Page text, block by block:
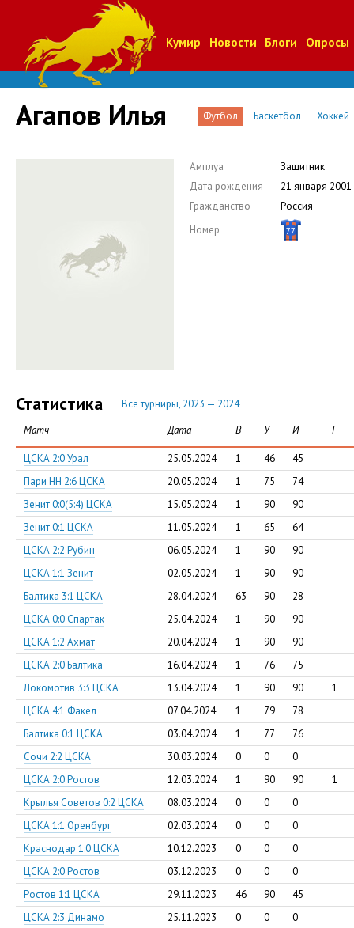
Кумир Новости Блоги Опросы
Агапов Илья Футбол Баскетбол Хоккей
Амплуа
Защитник
Дата рождения
21 января 2001
Гражданство
Россия
Номер
77
Статистика
Все турниры, 2023 — 2024
Матч
Дата В У И Г
ЦСКА 2:0 Урал 25.05.2024 1 46
45
Пари НН 2:6 ЦСКА
20.05.2024 1 75
74
Зенит 0:0(5:4) ЦСКА
15.05.2024 1 90
90
Зенит 0:1 ЦСКА
11.05.2024 1 65
64
ЦСКА 2:2 Рубин
06.05.2024 1 90
90
ЦСКА 1:1 Зенит
02.05.2024 1 90
90
Балтика 3:1 ЦСКА
28.04.2024 63 90
28
ЦСКА 0:0 Спартак
25.04.2024 1 90
90
ЦСКА 1:2 Ахмат
20.04.2024 1 90
90
ЦСКА 2:0 Балтика
16.04.2024 1 76
75
Локомотив 3:3 ЦСКА
13.04.2024 1 90 90
1
ЦСКА 4:1 Факел
07.04.2024 1 79
78
Балтика 0:1 ЦСКА
03.04.2024 1 77
76
Сочи 2:2 ЦСКА
30.03.2024 0 0
0
ЦСКА 2:0 Ростов
12.03.2024 1 90 90
1
Крылья Советов 0:2 ЦСКА
08.03.2024 0 0
0
ЦСКА 1:1 Оренбург
02.03.2024 0 0
0
Краснодар 1:0 ЦСКА
10.12.2023 0 0
0
ЦСКА 2:0 Ростов
03.12.2023 0 0
0
Ростов 1:1 ЦСКА
29.11.2023 46 90
45
ЦСКА 2:3 Динамо
25.11.2023 0 0
0